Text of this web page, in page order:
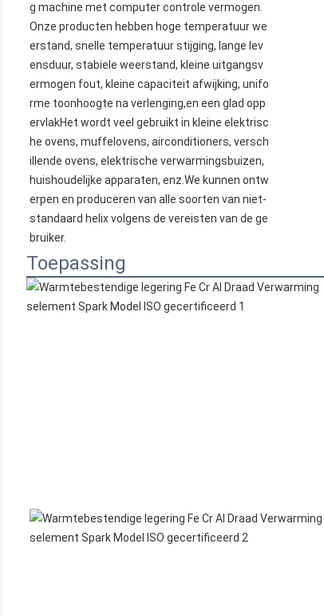
g machine met computer controle vermogen.
Onze producten hebben hoge temperatuur we
erstand, snelle temperatuur stijging, lange lev
ensduur, stabiele weerstand, kleine uitgangsv
ermogen fout, kleine capaciteit afwijking, unifo
rme toonhoogte na verlenging,en een glad opp
ervlakHet wordt veel gebruikt in kleine elektrisc
he ovens, muffelovens, airconditioners, versch
illende ovens, elektrische verwarmingsbuizen,
huishoudelijke apparaten, enz.We kunnen ontw
erpen en produceren van alle soorten van niet-
standaard helix volgens de vereisten van de ge
bruiker.
Toepassing